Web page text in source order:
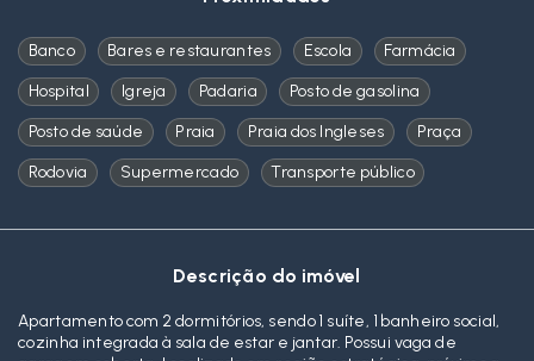
Banco Bares e restaurantes Escola
Farmácia
Hospital
Igreja Padaria
Posto de gasolina
Posto de saúde
Praia Praia dos Ingleses
Praça
Rodovia
Supermercado Transporte público
Descrição do imóvel
Apartamento com 2 dormitórios, sendo 1 suíte, 1 banheiro social,
cozinha integrada à sala de estar e jantar. Possui vaga de